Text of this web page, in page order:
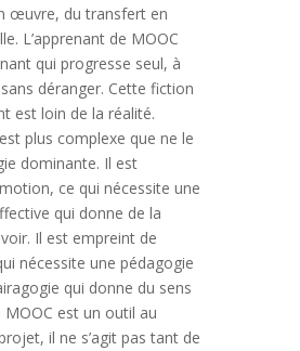
œuvre, du transfert en
L’apprenant de MOOC
qui progresse seul, à
déranger. Cette fiction
est loin de la réalité.
plus complexe que ne le
dominante. Il est
ce qui nécessite une
qui donne de la
Il est empreint de
nécessite une pédagogie
qui donne du sens
MOOC est un outil au
il ne s’agit pas tant de